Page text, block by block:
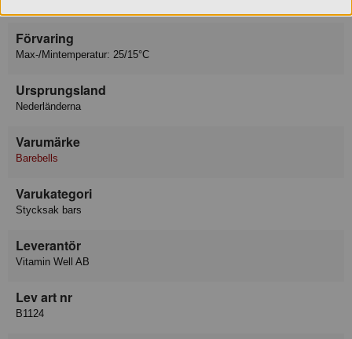
Förvaring
Max-/Mintemperatur: 25/15°C
Ursprungsland
Nederländerna
Varumärke
Barebells
Varukategori
Stycksak bars
Leverantör
Vitamin Well AB
Lev art nr
B1124